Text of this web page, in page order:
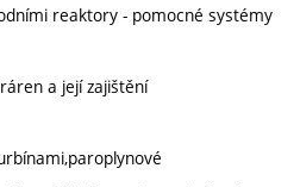
reaktory - pomocné systémy
a její zajištění